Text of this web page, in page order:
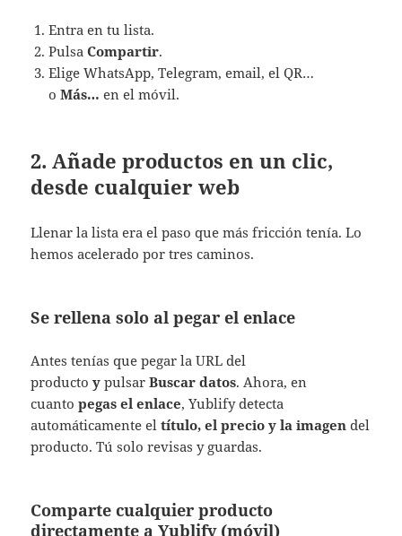
Entra en tu lista.
PulsaCompartir.
Elige WhatsApp, Telegram, email, el QR…
oMás… en el móvil.
2. Añade productos en un clic,
desde cualquier web
Llenar la lista era el paso que más fricción tenía. Lo
hemos acelerado por tres caminos.
Se rellena solo al pegar el enlace
Antes tenías que pegar la URL del
productoy pulsarBuscar datos. Ahora, en
cuantopegas el enlace, Yublify detecta
automáticamente eltítulo, el precio y la imagen del
producto. Tú solo revisas y guardas.
Comparte cualquier producto
directamente a Yublify (móvil)